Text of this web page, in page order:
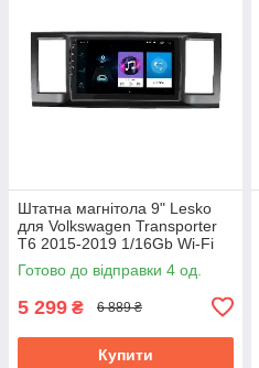
Штатна магнітола 9" Lesko
для Volkswagen Transporter
T6 2015-2019 1/16Gb Wi-Fi
GPS Base Вольксваген
Готово до відправки 4 од.
5 299 ₴ 6 889 ₴
Купити